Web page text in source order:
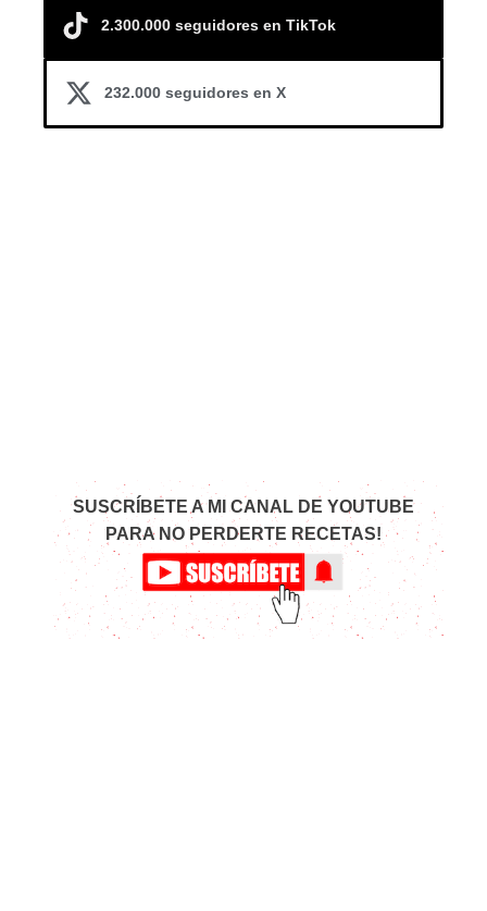
2.300.000 seguidores en TikTok
232.000 seguidores en X
SUSCRÍBETE A MI CANAL DE YOUTUBE
PARA NO PERDERTE RECETAS!